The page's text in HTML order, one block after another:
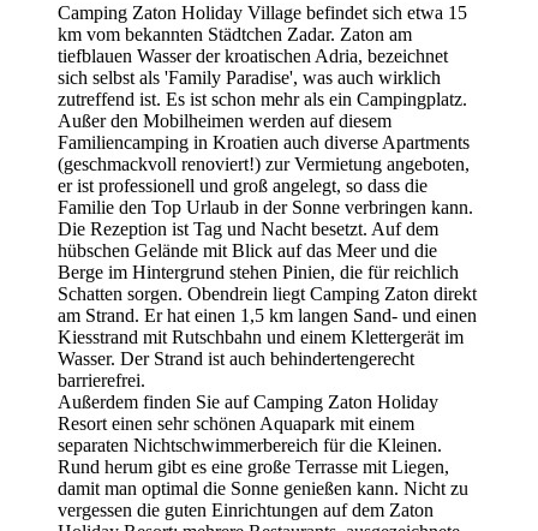
Camping Zaton Holiday Village befindet sich etwa 15
km vom bekannten Städtchen Zadar. Zaton am
tiefblauen Wasser der kroatischen Adria, bezeichnet
sich selbst als 'Family Paradise', was auch wirklich
zutreffend ist. Es ist schon mehr als ein Campingplatz.
Außer den Mobilheimen werden auf diesem
Familiencamping in Kroatien auch diverse Apartments
(geschmackvoll renoviert!) zur Vermietung angeboten,
er ist professionell und groß angelegt, so dass die
Familie den Top Urlaub in der Sonne verbringen kann.
Die Rezeption ist Tag und Nacht besetzt. Auf dem
hübschen Gelände mit Blick auf das Meer und die
Berge im Hintergrund stehen Pinien, die für reichlich
Schatten sorgen. Obendrein liegt Camping Zaton direkt
am Strand. Er hat einen 1,5 km langen Sand- und einen
Kiesstrand mit Rutschbahn und einem Klettergerät im
Wasser. Der Strand ist auch behindertengerecht
barrierefrei.
Außerdem finden Sie auf Camping Zaton Holiday
Resort einen sehr schönen Aquapark mit einem
separaten Nichtschwimmerbereich für die Kleinen.
Rund herum gibt es eine große Terrasse mit Liegen,
damit man optimal die Sonne genießen kann. Nicht zu
vergessen die guten Einrichtungen auf dem Zaton